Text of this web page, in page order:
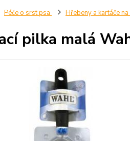
Péče o srst psa Hřebeny a kartáče
pilka malá